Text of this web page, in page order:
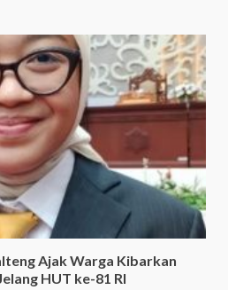
Ajak Warga Kibarkan
HUT ke-81 RI